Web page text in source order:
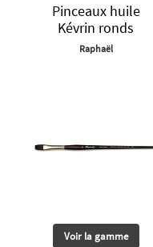
Pinceaux huile
Kévrin ronds
Raphaël
Voir la gamme